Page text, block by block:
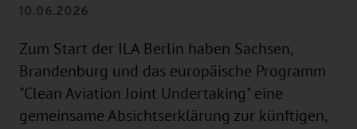
10.06.2026
Zum Start der ILA Berlin haben Sachsen,
Brandenburg und das europäische Programm
"Clean Aviation Joint Undertaking" eine
gemeinsame Absichtserklärung zur künftigen,